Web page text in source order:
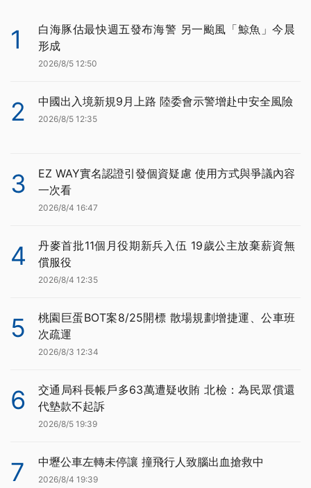
1
白海豚估最快週五發布海警 另一颱風「鯨魚」今晨
形成
2026/8/5 12:50
2 中國出入境新規9月上路 陸委會示警增赴中安全風險
2026/8/5 12:35
3
EZ WAY實名認證引發個資疑慮 使用方式與爭議內容
一次看
2026/8/4 16:47
4
丹麥首批11個月役期新兵入伍 19歲公主放棄薪資無
償服役
2026/8/4 12:35
5
桃園巨蛋BOT案8/25開標 散場規劃增捷運、公車班
次疏運
2026/8/3 12:34
6
交通局科長帳戶多63萬遭疑收賄 北檢：為民眾償還
代墊款不起訴
2026/8/5 19:39
7 中壢公車左轉未停讓 撞飛行人致腦出血搶救中
2026/8/4 19:39